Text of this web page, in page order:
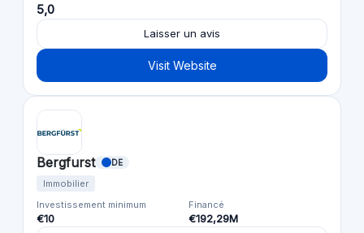
5,0
Laisser un avis
Visit Website
Bergfurst DE
Immobilier
Investissement minimum
€10
Financé
€192,29M